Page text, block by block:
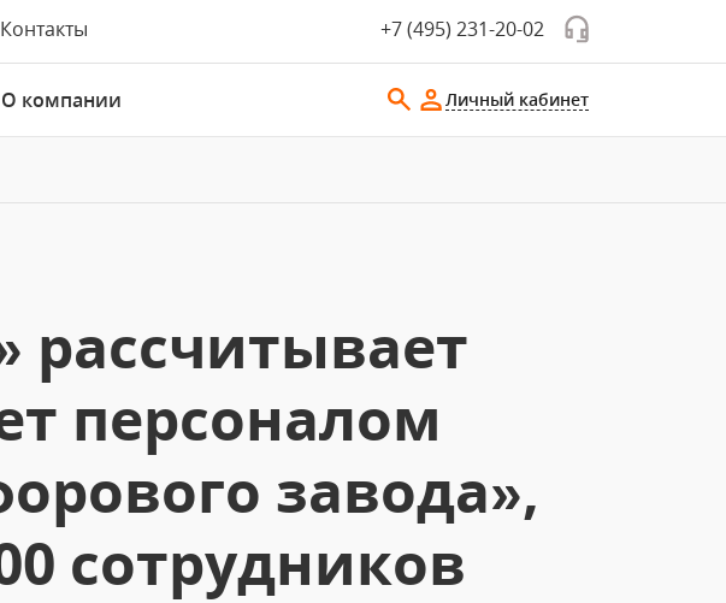
Контакты +7 (495) 231-20-02
О компании Личный кабинет
рассчитывает
персоналом
завода»,
сотрудников